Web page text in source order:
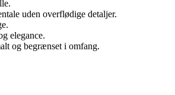
uden overflødige detaljer.
elegance.
og begrænset i omfang.